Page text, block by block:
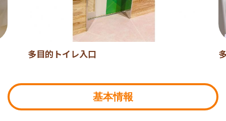
多目的トイレ入口
基本情報